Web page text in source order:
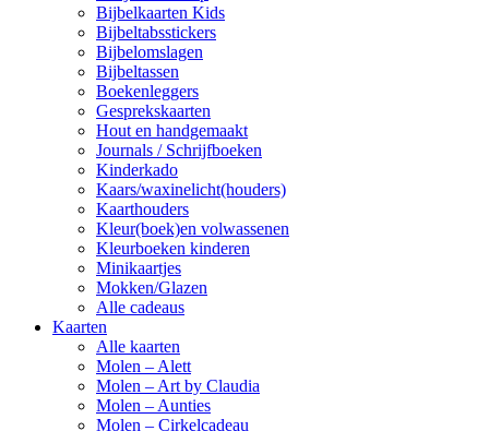
Bijbelkaarten Kids
Bijbeltabsstickers
Bijbelomslagen
Bijbeltassen
Boekenleggers
Gesprekskaarten
Hout en handgemaakt
Journals / Schrijfboeken
Kinderkado
Kaars/waxinelicht(houders)
Kaarthouders
Kleur(boek)en volwassenen
Kleurboeken kinderen
Minikaartjes
Mokken/Glazen
Alle cadeaus
Kaarten
Alle kaarten
Molen – Alett
Molen – Art by Claudia
Molen – Aunties
Molen – Cirkelcadeau